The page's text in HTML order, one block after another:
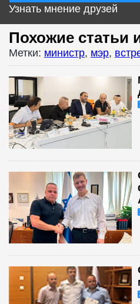
Узнать мнение друзей
Похожие статьи
Метки: министр, мэр,